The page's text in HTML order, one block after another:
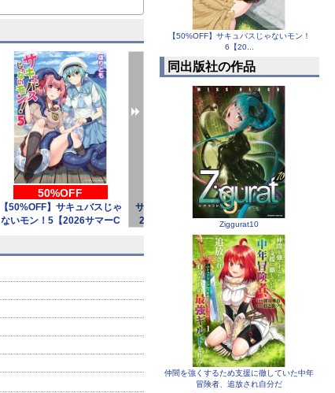
50%OFF
【50%OFF】サキュバスじゃ
ないモン！5【2026サマーC
サキュバスじゃないモン！ 第
20話 会いにきた転校生【単
話】
サキュバスじ
19話 ケンタウ
【50%OFF】サキュバスじゃないモン！
6【20...
同出版社の作品
Ziggurat10
仲間を強くするため支援に徹していた中年
冒険者、追放され自分だ